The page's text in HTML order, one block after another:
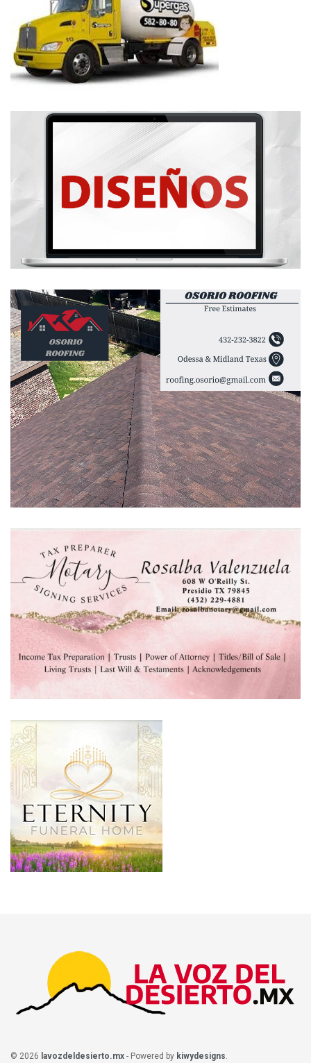
© 2026 lavozdeldesierto.mx - Powered by kiwydesigns.